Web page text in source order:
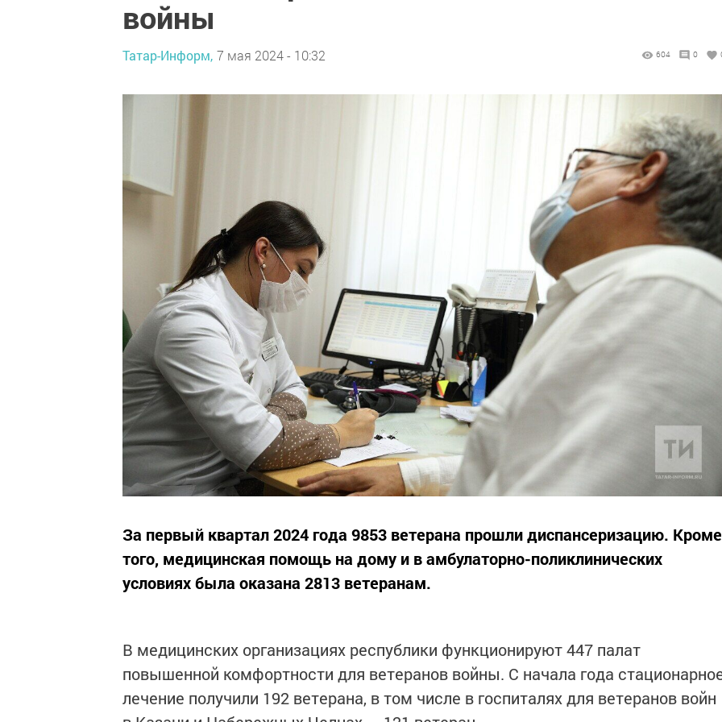
войны
Татар-Информ, 7 мая 2024 - 10:32 604 0
За первый квартал 2024 года 9853 ветерана прошли диспансеризацию. Кроме
того, медицинская помощь на дому и в амбулаторно-поликлинических
условиях была оказана 2813 ветеранам.
В медицинских организациях республики функционируют 447 палат
повышенной комфортности для ветеранов войны. С начала года
лечение получили 192 ветерана, в том числе в госпиталях для ветеранов войн